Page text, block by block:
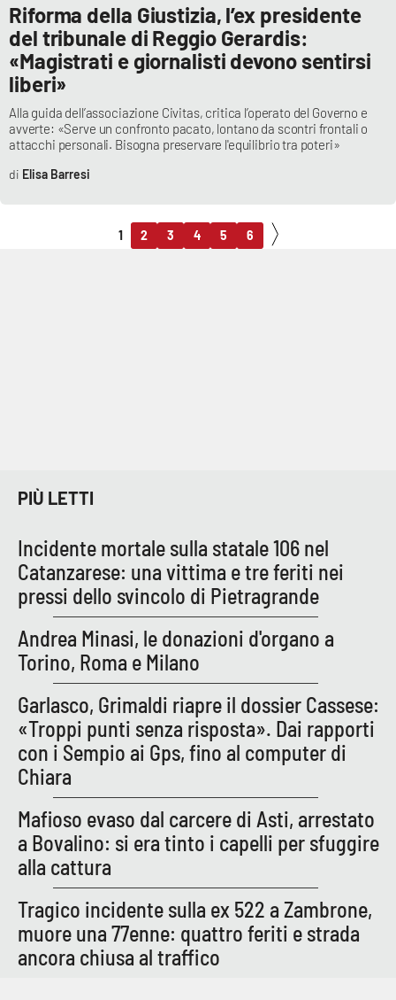
Riforma della Giustizia, l’ex presidente
del tribunale di Reggio Gerardis:
«Magistrati e giornalisti devono sentirsi
liberi»
Alla guida dell’associazione Civitas, critica l’operato del Governo e
avverte: «Serve un confronto pacato, lontano da scontri frontali o
attacchi personali. Bisogna preservare l'equilibrio tra poteri»
Elisa Barresi
1 2 3 4 5 6
PIÙ LETTI
Incidente mortale sulla statale 106 nel
Catanzarese: una vittima e tre feriti nei
pressi dello svincolo di Pietragrande
Andrea Minasi, le donazioni d'organo a
Torino, Roma e Milano
Garlasco, Grimaldi riapre il dossier Cassese:
«Troppi punti senza risposta». Dai rapporti
con i Sempio ai Gps, fino al computer di
Chiara
Mafioso evaso dal carcere di Asti, arrestato
a Bovalino: si era tinto i capelli per sfuggire
alla cattura
Tragico incidente sulla ex 522 a Zambrone,
muore una 77enne: quattro feriti e strada
ancora chiusa al traffico